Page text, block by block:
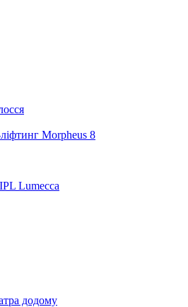
Morpheus 8
Lumecca
додому